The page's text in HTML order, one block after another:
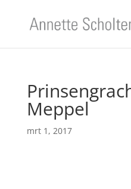
Meppel
mrt 1, 2017